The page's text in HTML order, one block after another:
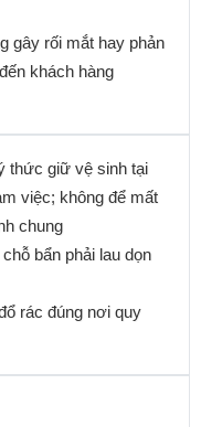
gây rối mắt hay phản
khách hàng
thức giữ vệ sinh tại
việc; không để mất
chung
bẩn phải lau dọn
rác đúng nơi quy